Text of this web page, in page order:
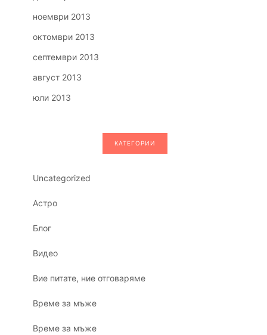
ноември 2013
октомври 2013
септември 2013
август 2013
юли 2013
КАТЕГОРИИ
Uncategorized
Астро
Блог
Видео
Вие питате, ние отговаряме
Време за мъже
Време за мъже